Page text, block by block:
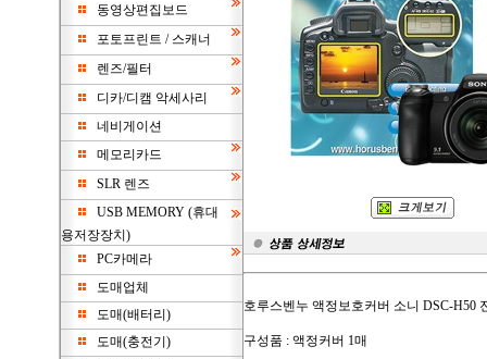
동영상편집보드
포토프린트 / 스캐너
렌즈/필터
디카/디캠 악세사리
네비게이션
메모리카드
SLR 렌즈
USB MEMORY (휴대
용저장장치)
PC카메라
도매업체
도매(배터리)
도매(충전기)
호루스벤누 액정보호커버 소니 DSC-H50
구성품 : 액정커버 1매